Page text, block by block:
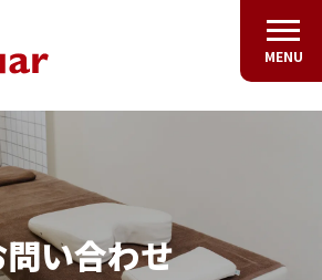
MENU
い合わせ